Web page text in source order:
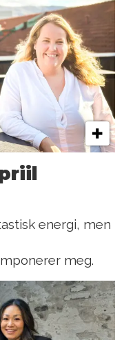
energi, men
meg.